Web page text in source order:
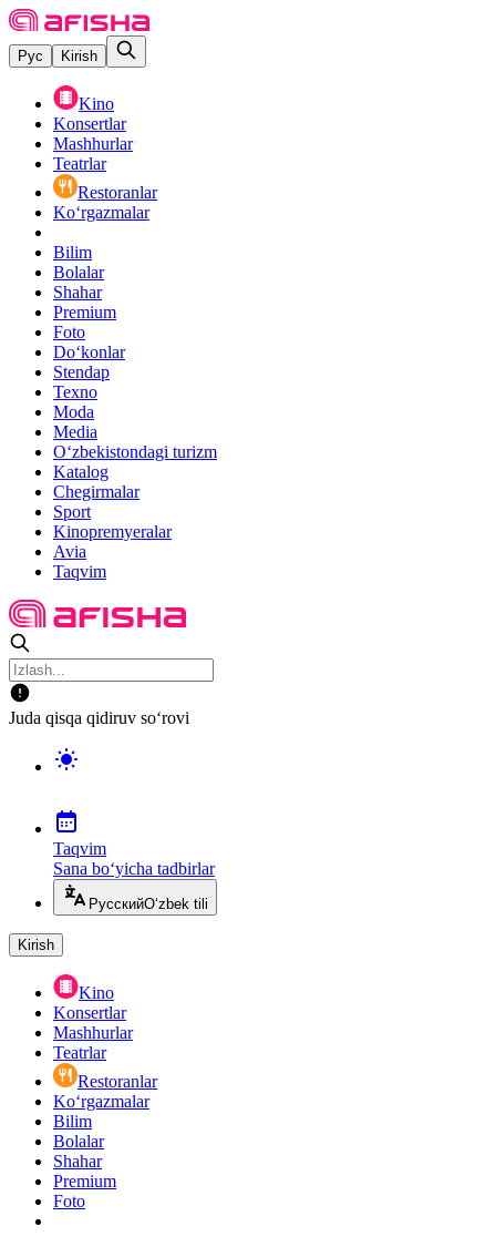
Рус Kirish
Kino
Konsertlar
Mashhurlar
Teatrlar
Restoranlar
Ko‘rgazmalar
Bilim
Bolalar
Shahar
Premium
Foto
Do‘konlar
Stendap
Texno
Moda
Media
O‘zbekistondagi turizm
Katalog
Chegirmalar
Sport
Kinopremyeralar
Avia
Taqvim
Juda qisqa qidiruv so‘rovi
Taqvim
Sana bo‘yicha tadbirlar
РусскийO‘zbek tili
Kirish
Kino
Konsertlar
Mashhurlar
Teatrlar
Restoranlar
Ko‘rgazmalar
Bilim
Bolalar
Shahar
Premium
Foto